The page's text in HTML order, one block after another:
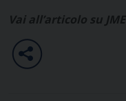
Vai all’articolo su JME